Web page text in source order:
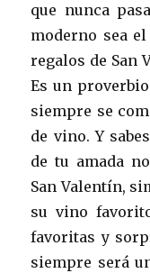
que nunca
moderno sea
regalos de San
Es un
siempre se
de vino. Y
de tu amada
San Valentín,
su vino
favoritas y
siempre será